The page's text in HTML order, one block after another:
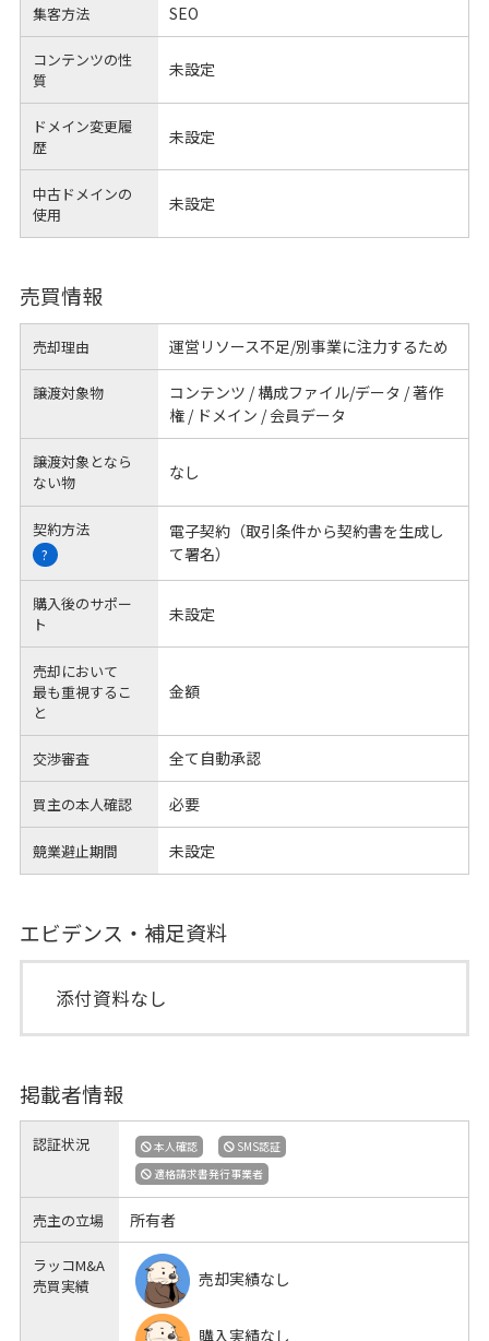
集客方法 SEO
コンテンツの性
質
未設定
ドメイン変更履
歴
未設定
中古ドメインの
使用
未設定
売買情報
売却理由 運営リソース不足/別事業に注力するため
譲渡対象物
コンテンツ / 構成ファイル/データ / 著作
権 / ドメイン / 会員データ
譲渡対象となら
ない物
なし
契約方法
?
電子契約（取引条件から契約書を生成し
て署名）
購入後のサポー
ト
未設定
売却において
最も重視するこ
と
金額
交渉審査 全て自動承認
買主の本人確認 必要
競業避止期間 未設定
エビデンス・補足資料
添付資料なし
掲載者情報
認証状況 本人確認
SMS認証
適格請求書発行事業者
売主の立場 所有者
ラッコM&A
売買実績
売却実績なし
購入実績なし